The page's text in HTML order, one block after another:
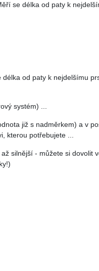
se délka od paty k
délka od paty k nejdelšímu
systém) ...
již s nadměrkem) a v
kterou potřebujete ...
silnější - můžete si dovolit